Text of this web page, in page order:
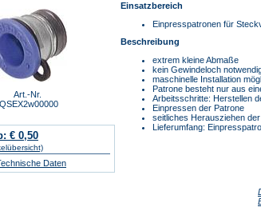
Art.-Nr.
€ 0,50
Daten
Einsatzbereich
Einpresspatronen für
Beschreibung
extrem kleine Abmaße
kein Gewindeloch
maschinelle Installation
Patrone besteht nur aus
Arbeitsschritte: Herstellen
Einpressen der Patrone
seitliches Herausziehen
Lieferumfang: